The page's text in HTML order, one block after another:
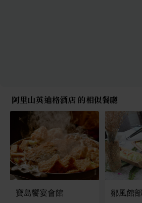
阿里山英迪格酒店 的相似餐廳
寶島饗宴會館 鄒風館